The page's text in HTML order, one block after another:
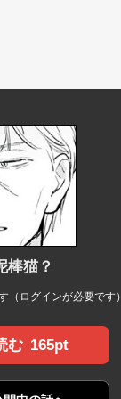
猫？
（ログインが必要です）
む 165pt